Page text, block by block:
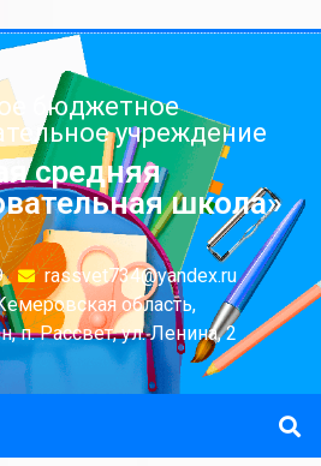
бюджетное
учреждение
средняя
школа»
rassvet734@yandex.ru
область,
п. Рассвет, ул. Ленина, 2